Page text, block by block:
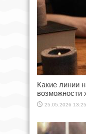
Какие линии
возможности
25.05.2026 13:25